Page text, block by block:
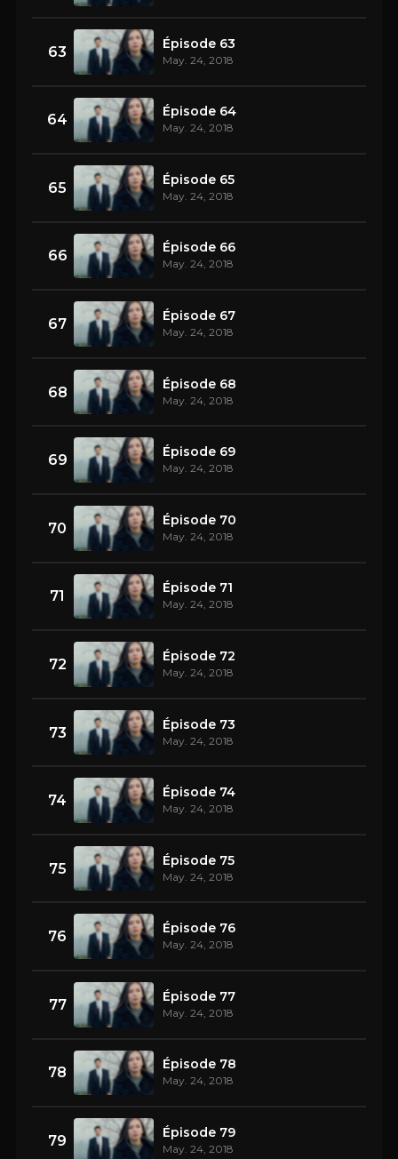
63 Épisode 63
May. 24, 2018
64 Épisode 64
May. 24, 2018
65 Épisode 65
May. 24, 2018
66 Épisode 66
May. 24, 2018
67 Épisode 67
May. 24, 2018
68 Épisode 68
May. 24, 2018
69 Épisode 69
May. 24, 2018
70 Épisode 70
May. 24, 2018
71 Épisode 71
May. 24, 2018
72 Épisode 72
May. 24, 2018
73 Épisode 73
May. 24, 2018
74 Épisode 74
May. 24, 2018
75 Épisode 75
May. 24, 2018
76 Épisode 76
May. 24, 2018
77 Épisode 77
May. 24, 2018
78 Épisode 78
May. 24, 2018
79 Épisode 79
May. 24, 2018